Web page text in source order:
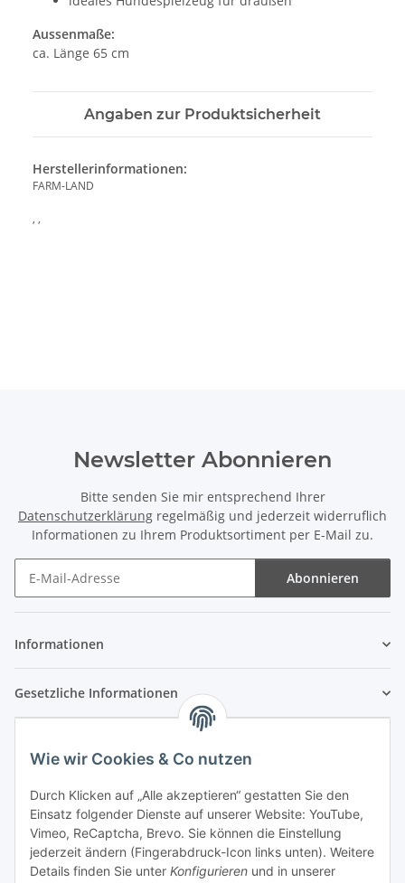
Wie wir Cookies & Co nutzen
Durch Klicken auf „Alle akzeptieren“ gestatten Sie den
Einsatz folgender Dienste auf unserer Website: YouTube,
Vimeo, ReCaptcha, Brevo. Sie können die Einstellung
jederzeit ändern (Fingerabdruck-Icon links unten). Weitere
Details finden Sie unter Konfigurieren und in unserer
Aussenmaße:
ca. Länge 65 cm
Angaben zur Produktsicherheit
Herstellerinformationen:
FARM-LAND
, ,
Newsletter Abonnieren
Bitte senden Sie mir entsprechend Ihrer
Datenschutzerklärung regelmäßig und jederzeit widerruflich
Informationen zu Ihrem Produktsortiment per E-Mail zu.
Abonnieren
Informationen
Gesetzliche Informationen